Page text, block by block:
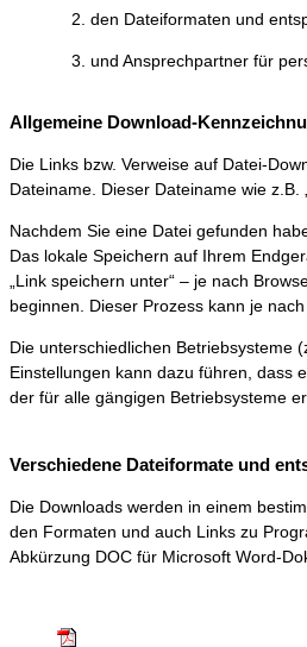
den Dateiformaten und
und Ansprechpartner für
Allgemeine Download-
Die Links bzw. Verweise auf Datei-
Dateiname. Dieser Dateiname wie
Nachdem Sie eine Datei gefunden
Das lokale Speichern auf Ihrem
„Link speichern unter“ – je nach
beginnen. Dieser Prozess kann je
Die unterschiedlichen Betriebsysteme
Einstellungen kann dazu führen, dass
der für alle gängigen Betriebsysteme
Verschiedene Dateiformate und
Die Downloads werden in einem
den Formaten und auch Links zu
Abkürzung DOC für Microsoft Word-